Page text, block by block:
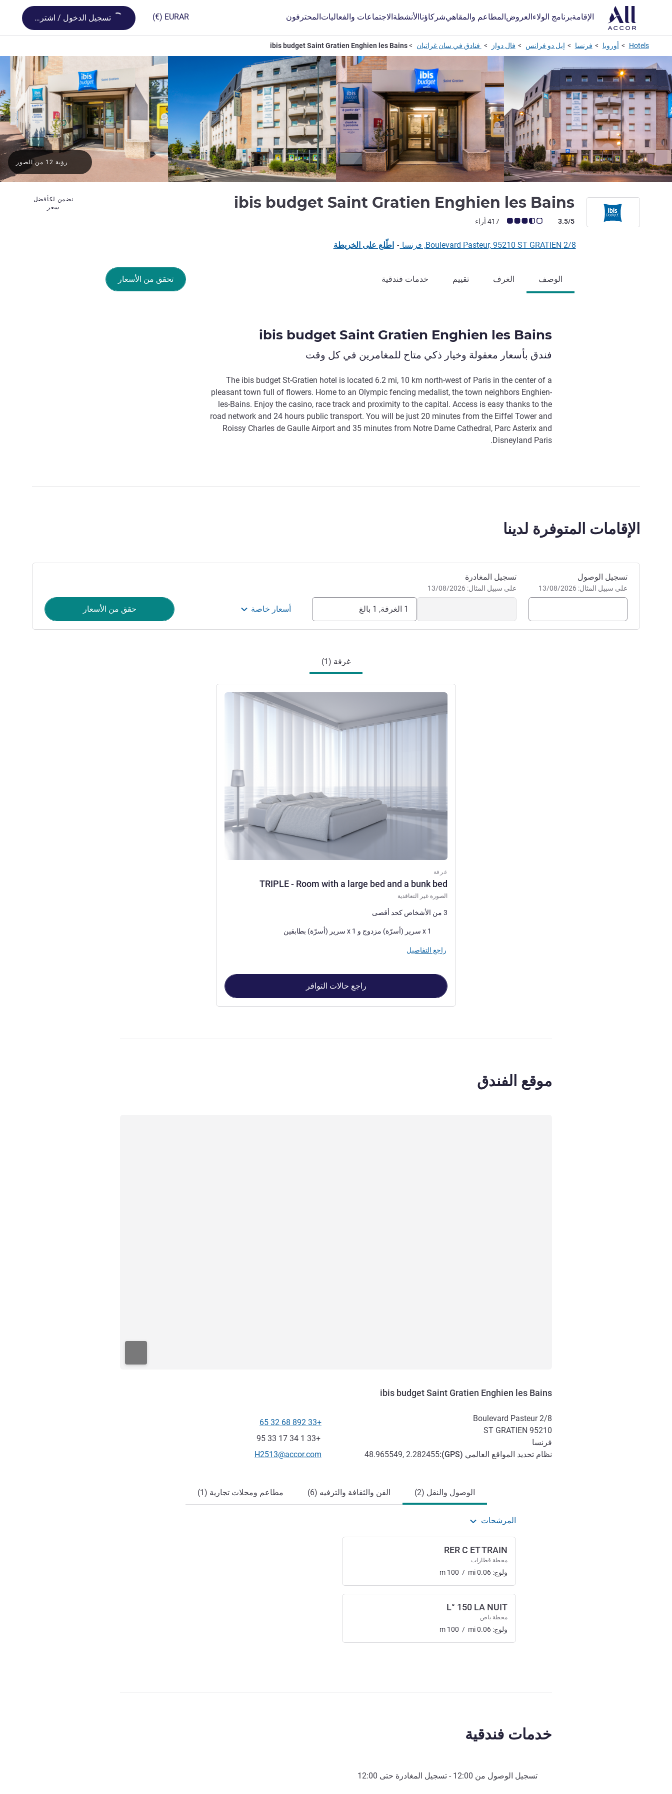
الإقامةبرنامج الولاءالعروضالمطاعم والمقاهيشركاؤناالأنشطةالاجتماعات والفعالياتالمحترفون AR
EUR
(€)
Loading...
تسجيل الدخول / اشترك
Hotels أوروبا فرنسا إيل دو فرانس فال دواز فنادق في سان غراتيان ibis budget Saint Gratien Enghien les Bains
ibis budget Saint Gratien Enghien les Bains
ملاحظة أراء العملاء (رأي ALL)
3.5/5 417 أراء
نضمن لكأفضل
سعر
رؤية 12 من الصور
2/8 Boulevard Pasteur, 95210 ST GRATIEN, فرنسا - اطّلع على الخريطة
تحقق من الأسعار الوصف الغرف تقييم خدمات فندقية
ibis budget Saint Gratien Enghien les Bains
فندق بأسعار معقولة وخيار ذكي متاح للمغامرين في كل وقت
The ibis budget St-Gratien hotel is located 6.2 mi, 10 km north-west of Paris in the center of a
pleasant town full of flowers. Home to an Olympic fencing medalist, the town neighbors Enghien-
les-Bains. Enjoy the casino, race track and proximity to the capital. Access is easy thanks to the
road network and 24 hours public transport. You will be just 20 minutes from the Eiffel Tower and
Roissy Charles de Gaulle Airport and 35 minutes from Notre Dame Cathedral, Parc Asterix and
Disneyland Paris.
الإقامات المتوفرة لدينا
احجز في هذا الفندق
تسجيل الوصول
على سبيل المثال: 13/08/2026
تسجيل المغادرة
على سبيل المثال: 13/08/2026
1 الغرفة, 1 بالغ أسعار خاصة حقق من الأسعار
غرفة (1)
غرفة
TRIPLE - Room with a large bed and a bunk bed
الصورة غير التعاقدية
راجع التفاصيل
3 من الأشخاص كحد أقصى
فرش السرير
1 x سرير (أسرّة) مزدوج و 1 x سرير (أسرّة) بطابقين
راجع التفاصيل
راجع حالات التوافر
موقع الفندق
ibis budget Saint Gratien Enghien les Bains
2/8 Boulevard Pasteur
95210
ST GRATIEN
فرنسا
نظام تحديد المواقع العالمي (GPS
):
48.965549, 2.282455
الهاتف
+33 892 68 32 65
فاكس
+33 1 34 17 33 95
تواصل معنا عبر البريد الإلكتروني
H2513@accor.com
الوصول والنقل (2) الفن والثقافة والترفيه (6) مطاعم ومحلات تجارية (1)
المرشحات
RER C ET TRAIN
محطة قطارات
ولوج: m 100 / mi0.06
L° 150 LA NUIT
محطة باص
ولوج: m 100 / mi0.06
خدمات فندقية
تسجيل الوصول من 12:00 - تسجيل المغادرة حتى 12:00